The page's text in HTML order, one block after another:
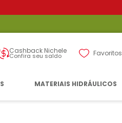
Cashback Nichele
Confira seu saldo Favoritos
MATERIAIS HIDRÁULICOS